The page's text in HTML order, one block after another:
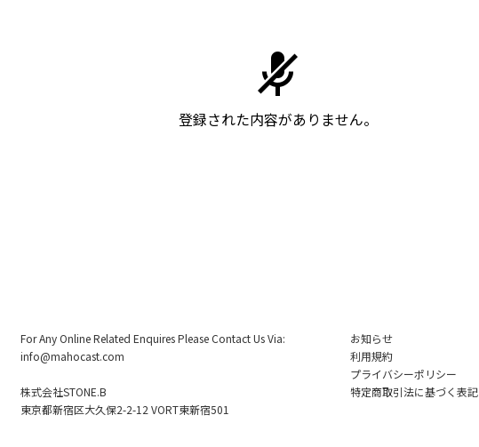
登録された内容がありません。
For Any Online Related Enquires Please Contact Us Via:
info@mahocast.com
株式会社STONE.B
東京都新宿区大久保2-2-12 VORT東新宿501
お知らせ
利用規約
プライバシーポリシー
特定商取引法に基づく表記